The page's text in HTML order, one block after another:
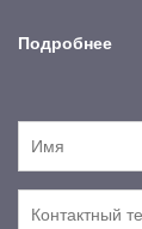
Подробнее
увеличиваете